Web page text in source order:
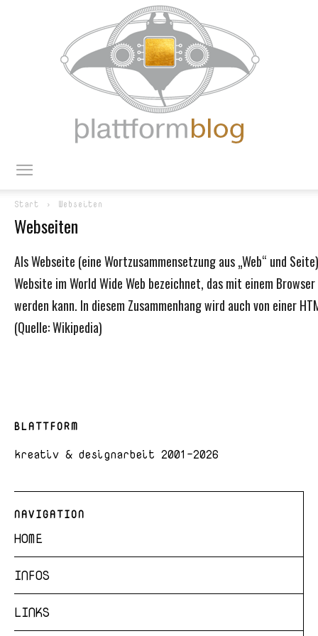
Start Webseiten
Webseiten
Als Webseite (eine Wortzusammensetzung aus „Web“ und
Website im World Wide Web bezeichnet, das mit einem
werden kann. In diesem Zusammenhang wird auch von einer
(Quelle: Wikipedia)
BLATTFORM
kreativ & designarbeit 2001-2026
NAVIGATION
HOME
INFOS
LINKS